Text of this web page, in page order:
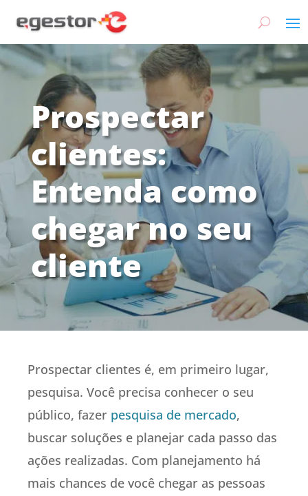
Prospectar
clientes:
Entenda como
chegar no seu
cliente
Prospectar clientes é, em primeiro lugar,
pesquisa. Você precisa conhecer o seu
público, fazer pesquisa de mercado,
buscar soluções e planejar cada passo das
ações realizadas. Com planejamento há
mais chances de você chegar as pessoas